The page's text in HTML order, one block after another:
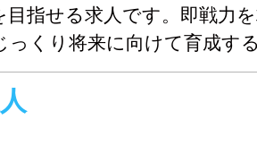
目指せる求人です。即戦力
っくり将来に向けて育成す
い方もチャレンジできます
んでもらえる料理のレパー